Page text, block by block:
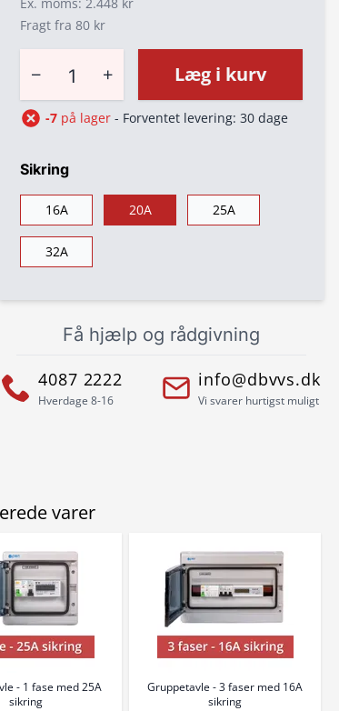
Fragt fra 80 kr
− + Læg i kurv
-7 på lager - Forventet levering: 30 dage
Sikring
16A 20A 25A
32A
Få hjælp og rådgivning
4087 2222
Hverdage 8-16
info@dbvvs.dk
Vi svarer hurtigst muligt
varer
- 1 fase med 25A
sikring
Gruppetavle - 3 faser med 16A
sikring